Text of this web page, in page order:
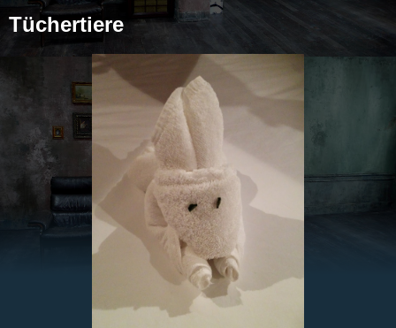
Tüchertiere